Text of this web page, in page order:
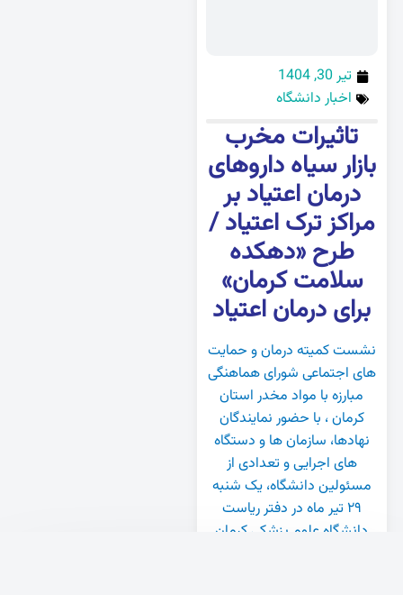
تیر 30, 1404
اخبار دانشگاه
تاثیرات مخرب
بازار سیاه داروهای
درمان اعتیاد بر
مراکز ترک اعتیاد /
طرح «دهکده
سلامت کرمان»
برای درمان اعتیاد
نشست کمیته درمان و حمایت
های اجتماعی شورای هماهنگی
مبارزه با مواد مخدر استان
کرمان ، با حضور نمایندگان
نهادها، سازمان ها و دستگاه
های اجرایی و تعدادی از
مسئولین دانشگاه، یک شنبه
۲۹ تیر ماه در دفتر ریاست
دانشگاه علوم پزشکی کرمان